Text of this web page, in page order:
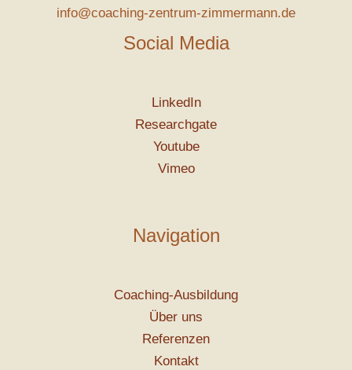
info@coaching-zentrum-zimmermann.de
Social Media
LinkedIn
Researchgate
Youtube
Vimeo
Navigation
Coaching-Ausbildung
Über uns
Referenzen
Kontakt